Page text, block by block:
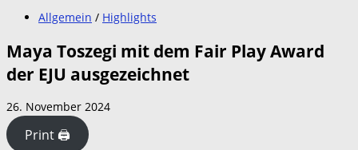
Allgemein / Highlights
Maya Toszegi mit dem Fair Play Award
der EJU ausgezeichnet
26. November 2024
Print 🖨